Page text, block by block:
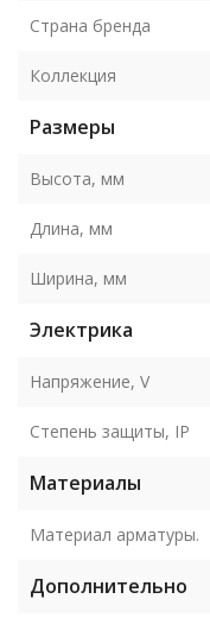
Страна бренда
Коллекция
Размеры
Высота, мм
Длина, мм
Ширина, мм
Электрика
Напряжение, V
Степень защиты, IP
Материалы
Материал арматуры.
Дополнительно